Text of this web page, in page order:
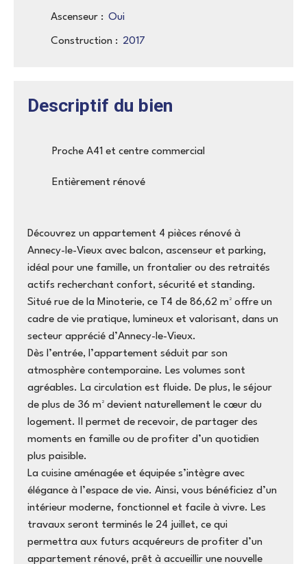
Ascenseur : Oui
Construction : 2017
Descriptif du bien
Proche A41 et centre commercial
Entièrement rénové
Découvrez un appartement 4 pièces rénové à
Annecy-le-Vieux avec balcon, ascenseur et parking,
idéal pour une famille, un frontalier ou des retraités
actifs recherchant confort, sécurité et standing.
Situé rue de la Minoterie, ce T4 de 86,62 m² offre un
cadre de vie pratique, lumineux et valorisant, dans un
secteur apprécié d’Annecy-le-Vieux.
Dès l’entrée, l’appartement séduit par son
atmosphère contemporaine. Les volumes sont
agréables. La circulation est fluide. De plus, le séjour
de plus de 36 m² devient naturellement le cœur du
logement. Il permet de recevoir, de partager des
moments en famille ou de profiter d’un quotidien
plus paisible.
La cuisine aménagée et équipée s’intègre avec
élégance à l’espace de vie. Ainsi, vous bénéficiez d’un
intérieur moderne, fonctionnel et facile à vivre. Les
travaux seront terminés le 24 juillet, ce qui
permettra aux futurs acquéreurs de profiter d’un
appartement rénové, prêt à accueillir une nouvelle